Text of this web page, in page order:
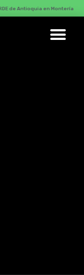
de Antioquia en Montería